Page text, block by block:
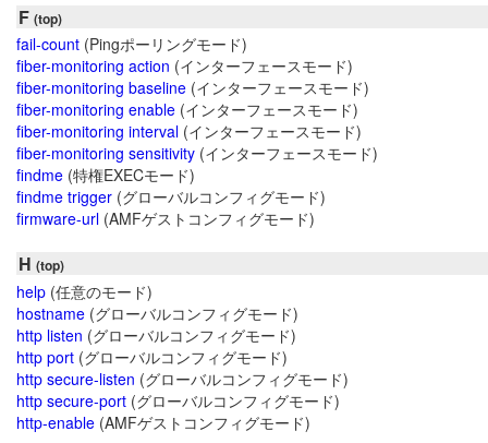
F (top)
fail-count (Pingポーリングモード)
fiber-monitoring action (インターフェースモード)
fiber-monitoring baseline (インターフェースモード)
fiber-monitoring enable (インターフェースモード)
fiber-monitoring interval (インターフェースモード)
fiber-monitoring sensitivity (インターフェースモード)
findme (特権EXECモード)
findme trigger (グローバルコンフィグモード)
firmware-url (AMFゲストコンフィグモード)
H (top)
help (任意のモード)
hostname (グローバルコンフィグモード)
http listen (グローバルコンフィグモード)
http port (グローバルコンフィグモード)
http secure-listen (グローバルコンフィグモード)
http secure-port (グローバルコンフィグモード)
http-enable (AMFゲストコンフィグモード)